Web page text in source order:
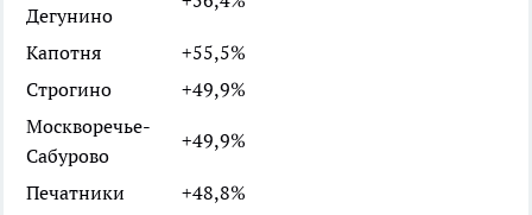
Дегунино
Капотня
+55,5%
Строгино
+49,9%
Москворечье-
Сабурово
+49,9%
Печатники
+48,8%